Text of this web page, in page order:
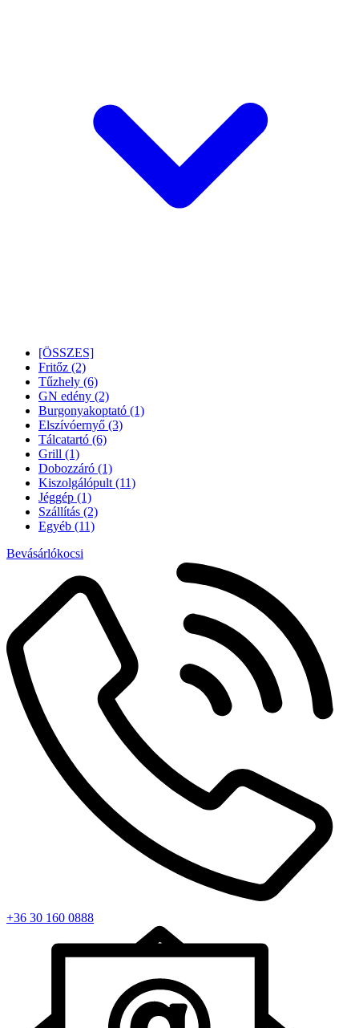
[ÖSSZES]
Fritőz (2)
Tűzhely (6)
GN edény (2)
Burgonyakoptató (1)
Elszívóernyő (3)
Tálcatartó (6)
Grill (1)
Dobozzáró (1)
Kiszolgálópult (11)
Jéggép (1)
Szállítás (2)
Egyéb (11)
Bevásárlókocsi
+36 30 160 0888